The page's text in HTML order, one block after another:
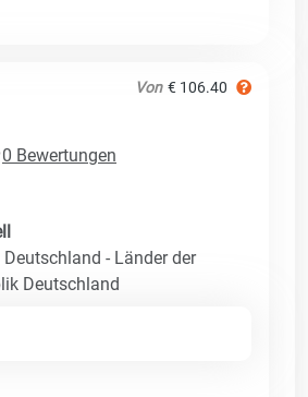
Von € 106.40
0 Bewertungen
- Länder der
Deutschland